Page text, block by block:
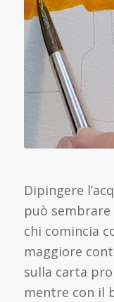
Dipingere
può
chi comincia
maggiore
sulla carta
mentre con il